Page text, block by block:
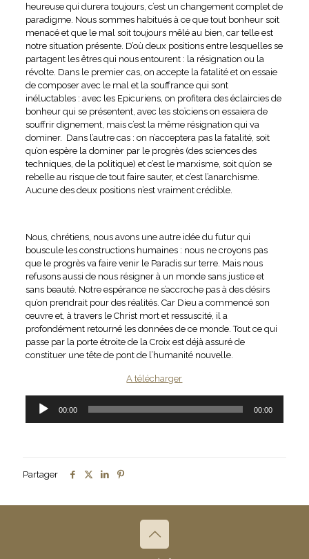
heureuse qui durera toujours, c’est un changement complet de
paradigme. Nous sommes habitués à ce que tout bonheur soit
menacé et que le mal soit toujours mêlé au bien, car telle est
notre situation présente. D’où deux positions entre lesquelles se
partagent les êtres qui nous entourent : la résignation ou la
révolte. Dans le premier cas, on accepte la fatalité et on essaie
de composer avec le mal et la souffrance qui sont
inéluctables : avec les Epicuriens, on profitera des éclaircies de
bonheur qui se présentent, avec les stoïciens on essaiera de
souffrir dignement, mais c’est la même résignation qui va
dominer. Dans l’autre cas : on n’acceptera pas la fatalité, soit
qu’on espère la dominer par le progrès (des sciences des
techniques, de la politique) et c’est le marxisme, soit qu’on se
rebelle au risque de tout faire sauter, et c’est l’anarchisme.
Aucune des deux positions n’est vraiment crédible.
Nous, chrétiens, nous avons une autre idée du futur qui
bouscule les constructions humaines : nous ne croyons pas
que le progrès va faire venir le Paradis sur terre. Mais nous
refusons aussi de nous résigner à un monde sans justice et
sans beauté. Notre espérance ne s’accroche pas à des désirs
qu’on prendrait pour des réalités. Car Dieu a commencé son
œuvre et, à travers le Christ mort et ressuscité, il a
profondément retourné les données de ce monde. Tout ce qui
passe par la porte étroite de la Croix est déjà assuré de
constituer une tête de pont de l’humanité nouvelle.
A télécharger
Lecteur
audio
00:00 00:00
Partager